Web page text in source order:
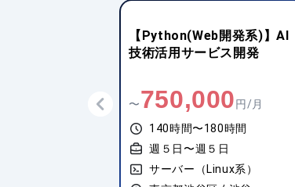
【Java(FWなし)】物流向け
WMS性能改善支援
〜650,000 円/月
140時間〜180時間
週５日〜週５日
サーバー（Linux系）